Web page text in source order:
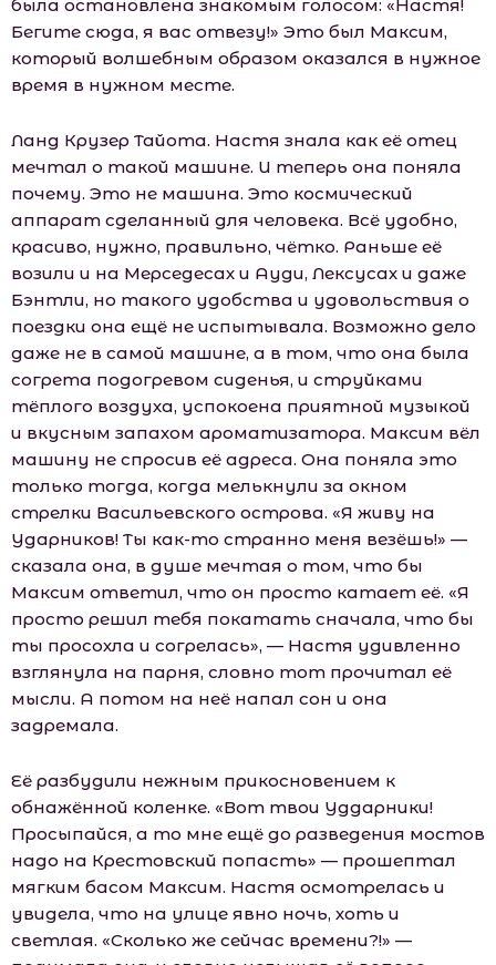
была остановлена знакомым голосом: «Настя!
Бегите сюда, я вас отвезу!» Это был Максим,
который волшебным образом оказался в нужное
время в нужном месте.
Ланд Крузер Тайота. Настя знала как её отец
мечтал о такой машине. И теперь она поняла
почему. Это не машина. Это космический
аппарат сделанный для человека. Всё удобно,
красиво, нужно, правильно, чётко. Раньше её
возили и на Мерседесах и Ауди, Лексусах и даже
Бэнтли, но такого удобства и удовольствия о
поездки она ещё не испытывала. Возможно дело
даже не в самой машине, а в том, что она была
согрета подогревом сиденья, и струйками
тёплого воздуха, успокоена приятной музыкой
и вкусным запахом ароматизатора. Максим вёл
машину не спросив её адреса. Она поняла это
только тогда, когда мелькнули за окном
стрелки Васильевского острова. «Я живу на
Ударников! Ты как-то странно меня везёшь!» —
сказала она, в душе мечтая о том, что бы
Максим ответил, что он просто катает её. «Я
просто решил тебя покатать сначала, что бы
ты просохла и согрелась», — Настя удивленно
взглянула на парня, словно тот прочитал её
мысли. А потом на неё напал сон и она
задремала.
Её разбудили нежным прикосновением к
обнажённой коленке. «Вот твои Уддарники!
Просыпайся, а то мне ещё до разведения мостов
надо на Крестовский попасть» — прошептал
мягким басом Максим. Настя осмотрелась и
увидела, что на улице явно ночь, хоть и
светлая. «Сколько же сейчас времени?!» —